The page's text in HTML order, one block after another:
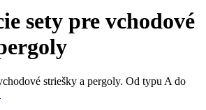
sety pre vchodové
striešky a pergoly. Od typu A do